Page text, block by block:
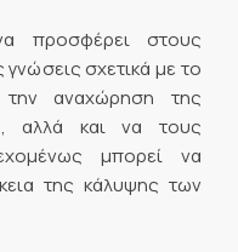
προσφέρει στους
σχετικά με το
αναχώρηση της
αλλά και να τους
μπορεί να
της κάλυψης των